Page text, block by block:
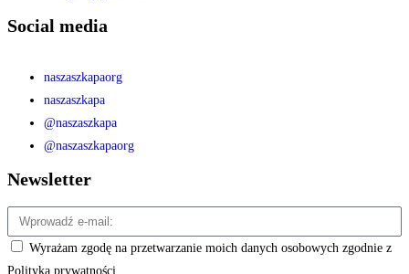
Social media
naszaszkapaorg
naszaszkapa
@naszaszkapa
@naszaszkapaorg
Newsletter
Wyrażam zgodę na przetwarzanie moich danych osobowych zgodnie z
Polityką prywatności